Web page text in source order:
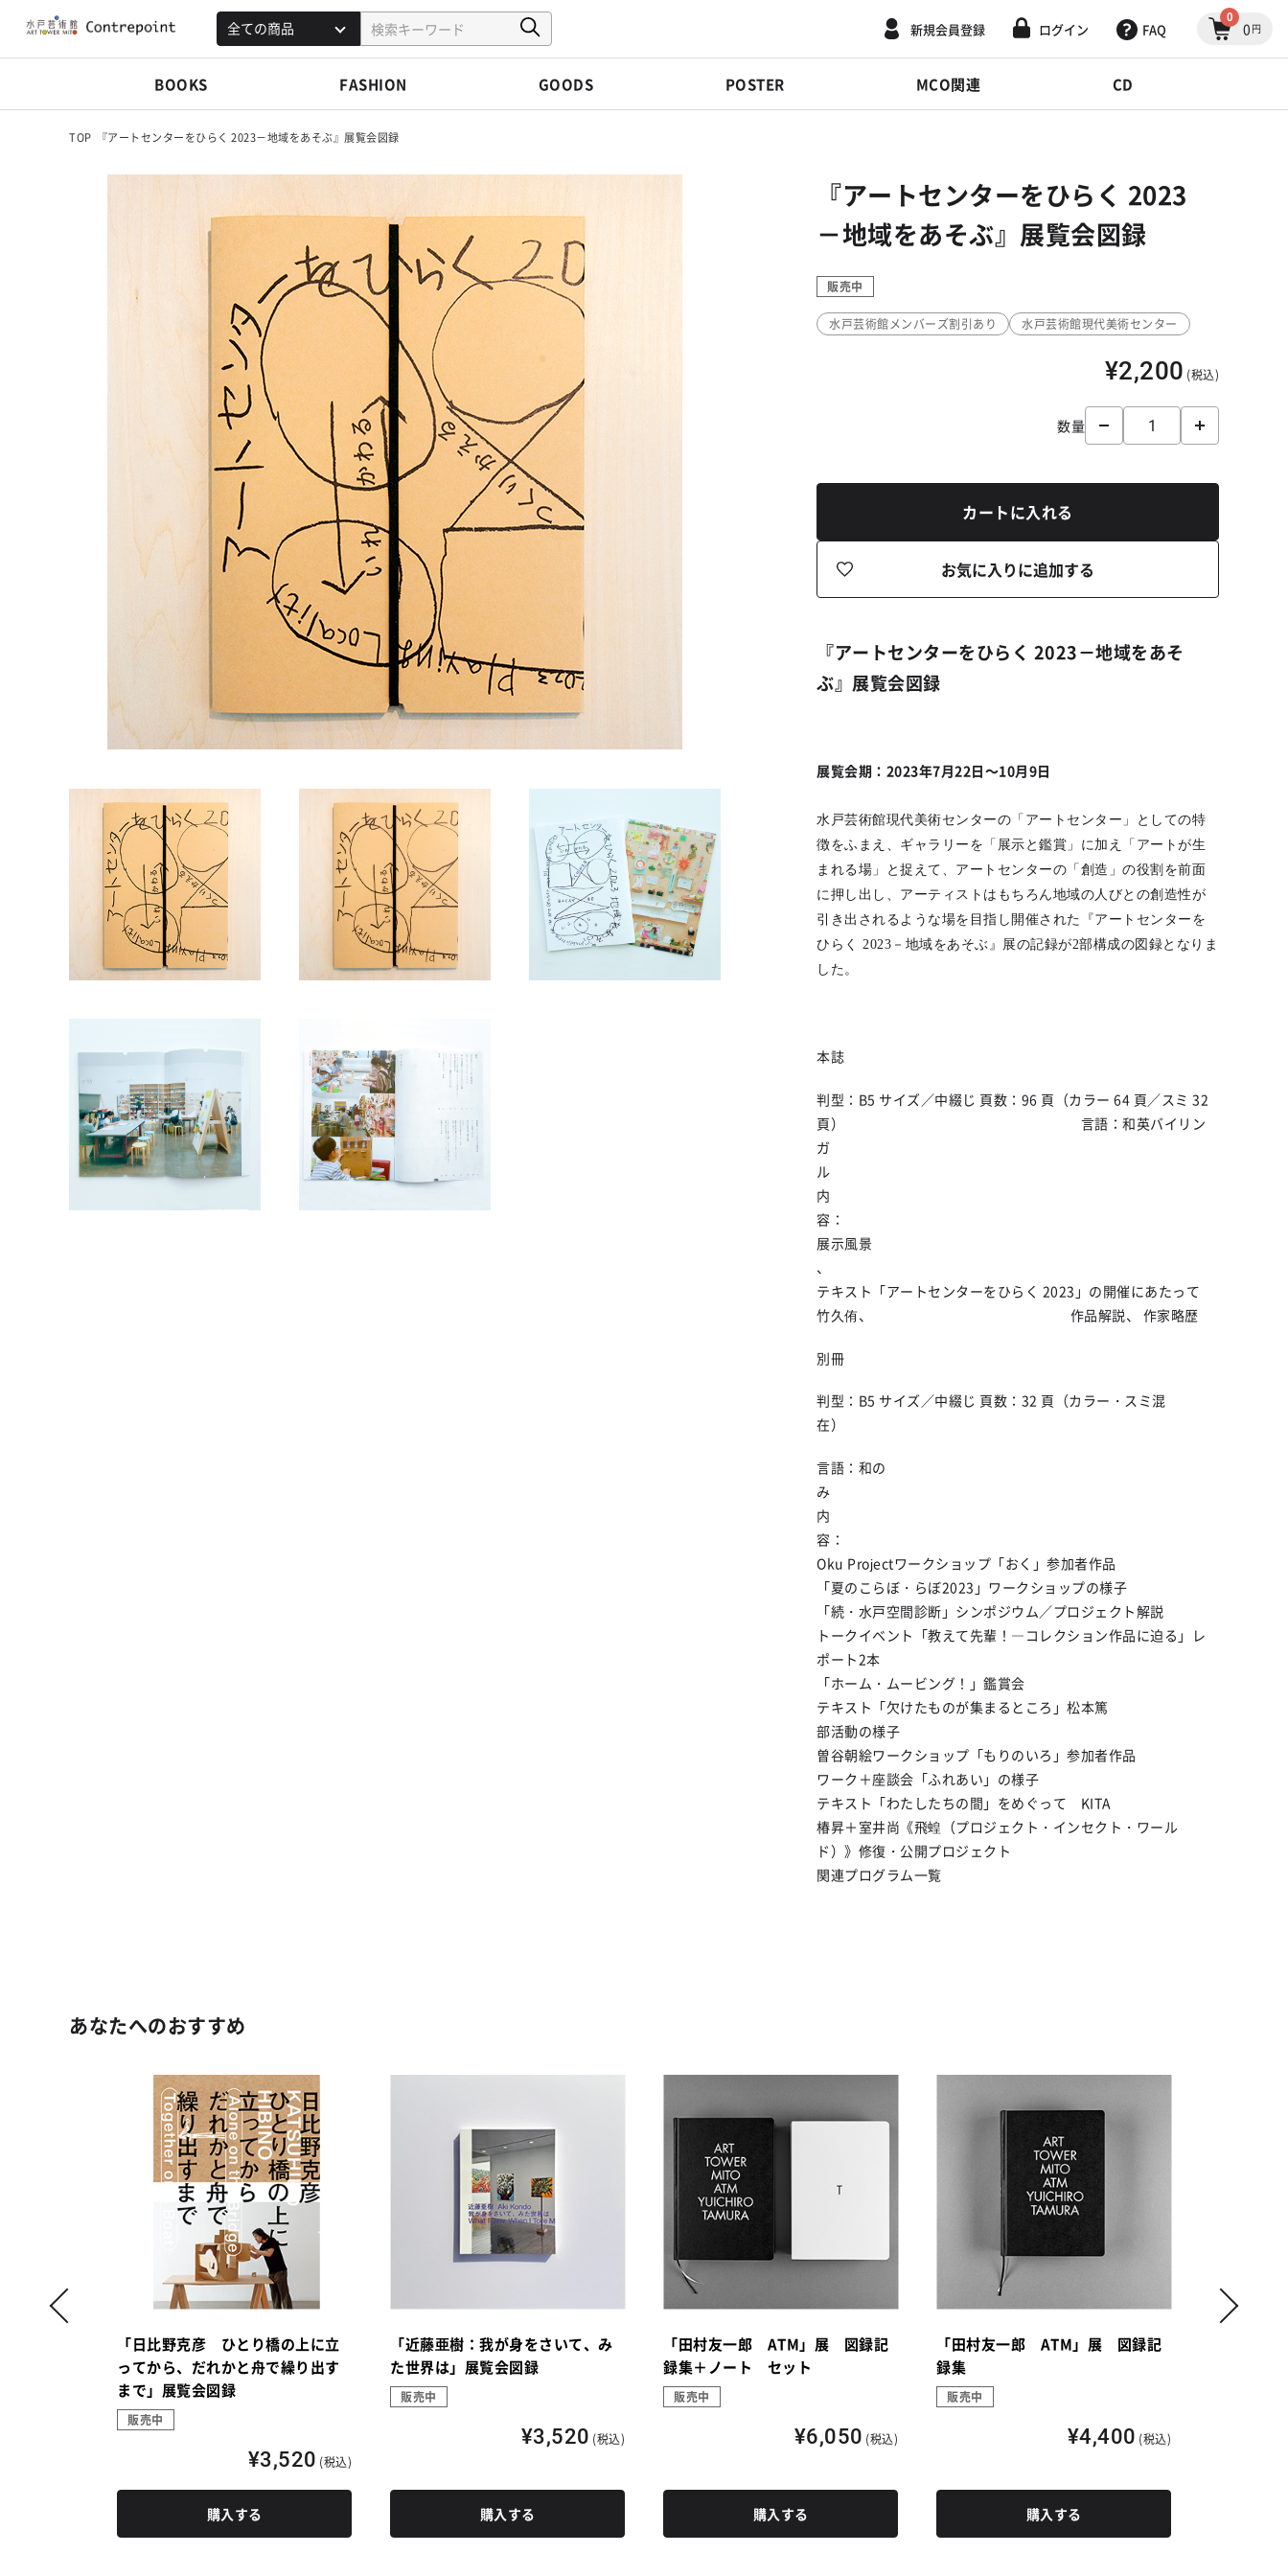
新規会員登録 ログイン FAQ
0
0 円
BOOKS FASHION GOODS POSTER MCO関連 CD
TOP 『アートセンターをひらく 2023－地域をあそぶ』展覧会図録
『アートセンターをひらく 2023
－地域をあそぶ』展覧会図録
販売中
水戸芸術館メンバーズ割引あり 水戸芸術館現代美術センター
¥2,200 (税込)
数量
カートに入れる
お気に入りに追加する
『アートセンターをひらく 2023－地域をあそ
ぶ』展覧会図録
展覧会期：2023年7月22日～10月9日
水戸芸術館現代美術センターの「アートセンター」としての特
徴をふまえ、ギャラリーを「展示と鑑賞」に加え「アートが生
まれる場」と捉えて、アートセンターの「創造」の役割を前面
に押し出し、アーティストはもちろん地域の人びとの創造性が
引き出されるような場を目指し開催された 『アートセンターを
ひらく 2023－地域をあそぶ』展の記録が2部構成の図録となりま
した。
本誌
判型：B5 サイズ／中綴じ 頁数：96 頁（カラー 64 頁／スミ 32
頁） 言語：和英バイリン
ガ
内
容
展示風景
テキスト「アートセンターをひらく 2023」の開催にあたって
竹久侑、 作品解説、 作家略歴
別冊
判型：B5 サイズ／中綴じ 頁数：32 頁（カラー・スミ混
在）
言語：和の
内
Oku Projectワークショップ「おく」参加者作品
「夏のこらぼ・らぼ2023」ワークショップの様子
「続・水戸空間診断」シンポジウム／プロジェクト解説
トークイベント「教えて先輩！―コレクション作品に迫る」レ
ポート2本
「ホーム・ムービング！」鑑賞会
テキスト「欠けたものが集まるところ」松本篤
部活動の様子
曽谷朝絵ワークショップ「もりのいろ」参加者作品
ワーク＋座談会「ふれあい」の様子
テキスト「わたしたちの間」をめぐって KITA
椿昇＋室井尚《飛蝗（プロジェクト・インセクト・ワール
ド）》修復・公開プロジェクト
関連プログラム一覧
あなたへのおすすめ
「日比野克彦 ひとり橋の上に立
ってから、だれかと舟で繰り出す
まで」展覧会図録
販売中
¥3,520 (税込)
購入する
「近藤亜樹：我が身をさいて、み
た世界は」展覧会図録
販売中
¥3,520 (税込)
購入する
「田村友一郎 ATM」展 図録記
録集＋ノート セット
販売中
¥6,050 (税込)
購入する
「田村友一郎 ATM」展 図録記
録集
販売中
¥4,400 (税込)
購入する